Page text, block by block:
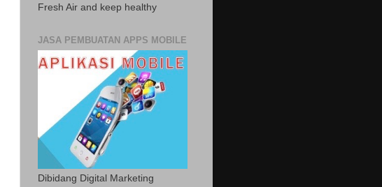
Fresh Air and keep healthy
JASA PEMBUATAN APPS MOBILE
Dibidang Digital Marketing